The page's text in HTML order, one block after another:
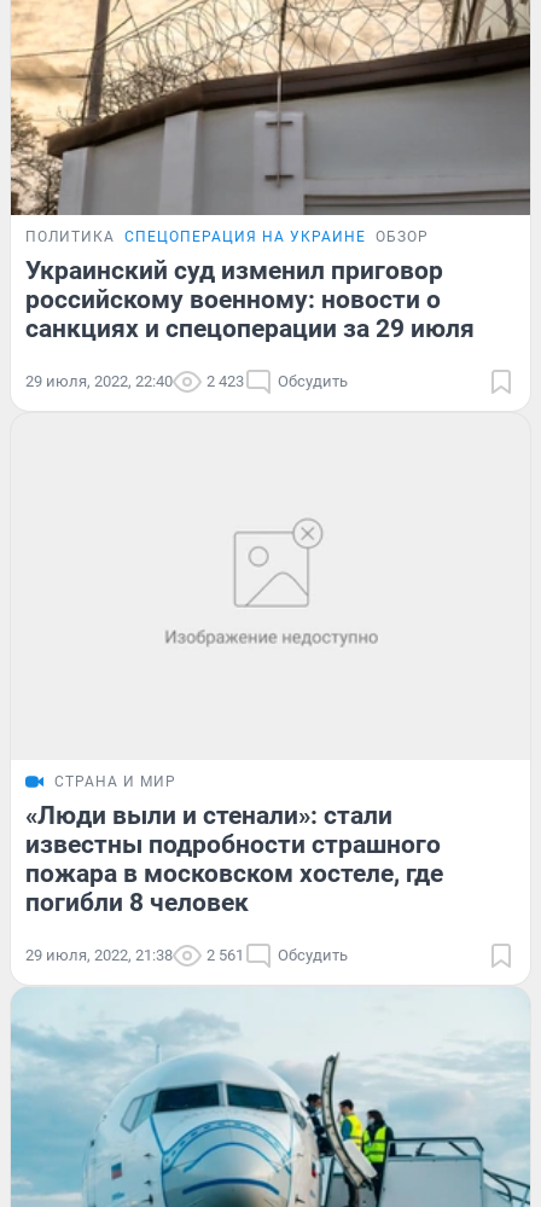
ПОЛИТИКА СПЕЦОПЕРАЦИЯ НА УКРАИНЕ ОБЗОР
Украинский суд изменил приговор
российскому военному: новости о
санкциях и спецоперации за 29 июля
29 июля, 2022, 22:40 2 423 Обсудить
СТРАНА И МИР
«Люди выли и стенали»: стали
известны подробности страшного
пожара в московском хостеле, где
погибли 8 человек
29 июля, 2022, 21:38 2 561 Обсудить